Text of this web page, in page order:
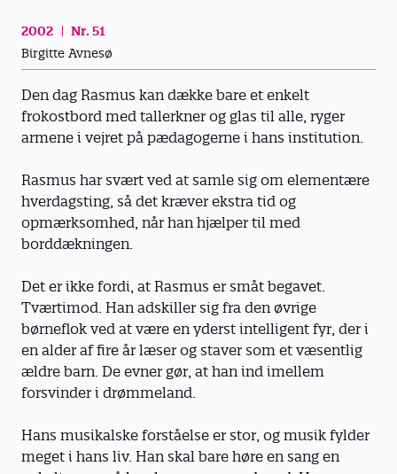
2002
Nr. 51
Birgitte Avnesø
Den dag Rasmus kan dække bare et enkelt
frokostbord med tallerkner og glas til alle, ryger
armene i vejret på pædagogerne i hans institution.
Rasmus har svært ved at samle sig om elementære
hverdagsting, så det kræver ekstra tid og
opmærksomhed, når han hjælper til med
borddækningen.
Det er ikke fordi, at Rasmus er småt begavet.
Tværtimod. Han adskiller sig fra den øvrige
børneflok ved at være en yderst intelligent fyr, der i
en alder af fire år læser og staver som et væsentlig
ældre barn. De evner gør, at han ind imellem
forsvinder i drømmeland.
Hans musikalske forståelse er stor, og musik fylder
meget i hans liv. Han skal bare høre en sang en